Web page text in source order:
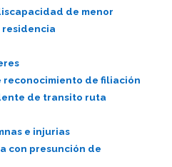
de menor
residencia
reconocimiento de filiación
de transito ruta
e injurias
con presunción de